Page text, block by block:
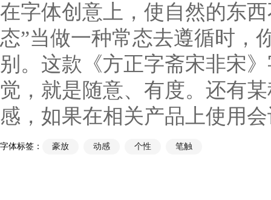
在字体创意上，使自然的东
态”当做一种常态去遵循时，
别。这款《方正字斋宋非宋
觉，就是随意、有度。还有
感，如果在相关产品上使用
字体标签： 豪放 动感 个性 笔触